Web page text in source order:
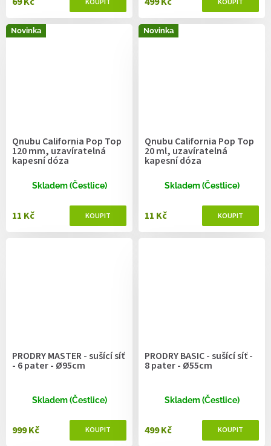
Novinka
Qnubu California Pop Top
120 mm, uzavíratelná
kapesní dóza
Skladem (Čestlice)
11 Kč
Novinka
Qnubu California Pop Top
20 ml, uzavíratelná
kapesní dóza
Skladem (Čestlice)
11 Kč
PRODRY MASTER - sušící síť
- 6 pater - Ø95cm
Skladem (Čestlice)
999 Kč
PRODRY BASIC - sušící síť -
8 pater - Ø55cm
Skladem (Čestlice)
499 Kč